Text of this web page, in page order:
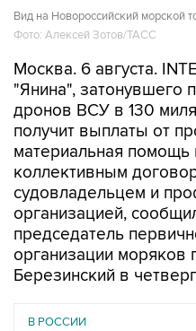
Вид на Новороссийский морской
Фото: Алексей Зотов/ТАСС
Москва. 6 августа.
"Янина", затонувшего
дронов ВСУ в 130
получит выплаты от
материальная помощь
коллективным
судовладельцем и
организацией,
председатель
организации моряков
Березинский в
В РОССИИ